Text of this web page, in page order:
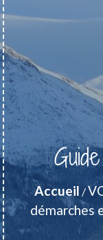
Accueil /
démarches